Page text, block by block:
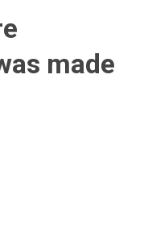
made